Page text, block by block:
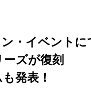
・イベントに
ズが復刻
発表！